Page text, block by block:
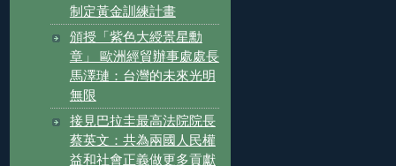
制定黃金訓練計畫
頒授「紫色大綬景星勳
章」 歐洲經貿辦事處處長
馬澤璉：台灣的未來光明
無限
接見巴拉圭最高法院院長
蔡英文：共為兩國人民權
益和社會正義做更多貢獻